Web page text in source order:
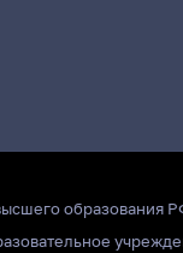
образования